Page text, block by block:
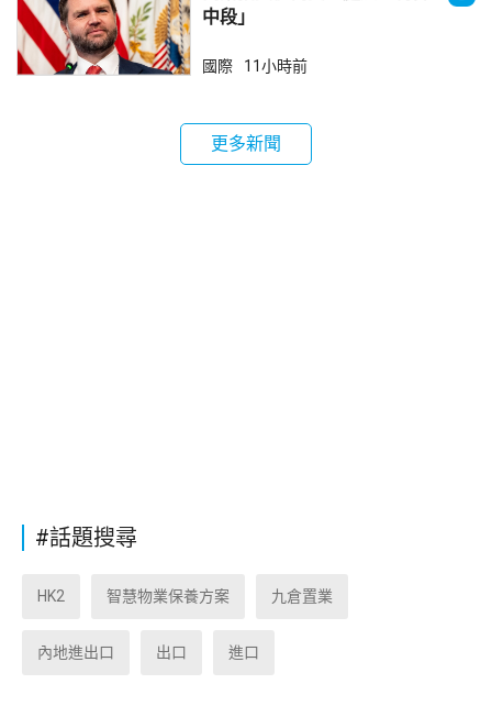
中段」
國際 11小時前
更多新聞
#話題搜尋
HK2 智慧物業保養方案 九倉置業
內地進出口 出口 進口